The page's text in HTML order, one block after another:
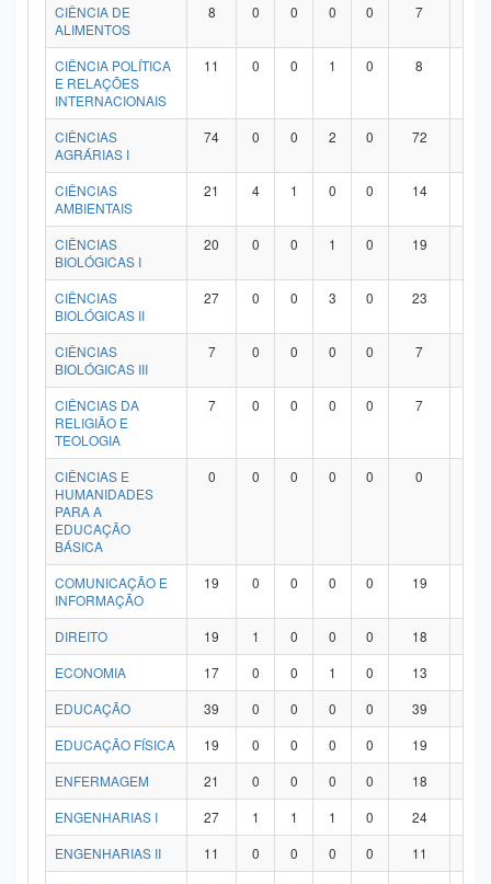
CIÊNCIA DE
ALIMENTOS
8 0 0 0 0 7
CIÊNCIA POLÍTICA
E RELAÇÕES
INTERNACIONAIS
11 0 0 1 0 8
CIÊNCIAS
AGRÁRIAS I
74 0 0 2 0 72
CIÊNCIAS
AMBIENTAIS
21 4 1 0 0 14
CIÊNCIAS
BIOLÓGICAS I
20 0 0 1 0 19
CIÊNCIAS
BIOLÓGICAS II
27 0 0 3 0 23
CIÊNCIAS
BIOLÓGICAS III
7 0 0 0 0 7
CIÊNCIAS DA
RELIGIÃO E
TEOLOGIA
7 0 0 0 0 7
CIÊNCIAS E
HUMANIDADES
PARA A
EDUCAÇÃO
BÁSICA
0 0 0 0 0 0
COMUNICAÇÃO E
INFORMAÇÃO
19 0 0 0 0 19
DIREITO 19 1 0 0 0 18
ECONOMIA
17 0 0 1 0 13
EDUCAÇÃO
39 0 0 0 0 39
EDUCAÇÃO FÍSICA
19 0 0 0 0 19
ENFERMAGEM
21 0 0 0 0 18
ENGENHARIAS I
27 1 1 1 0 24
ENGENHARIAS II
11 0 0 0 0 11